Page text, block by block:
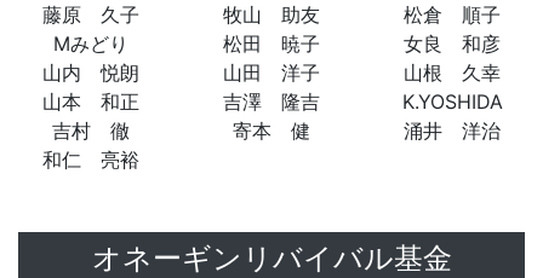
藤原 久子
牧山 助友
松倉 順子
Mみどり
松田 暁子
女良 和彦
山内 悦朗
山田 洋子
山根 久幸
山本 和正
吉澤 隆吉
K.YOSHIDA
吉村 徹
寄本 健
涌井 洋治
和仁 亮裕
オネーギンリバイバル基金